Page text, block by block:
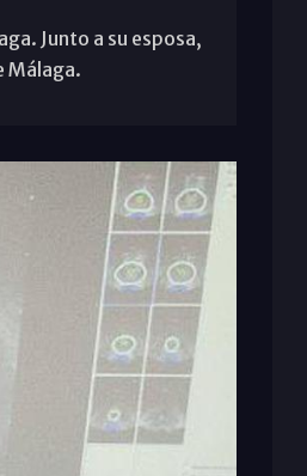
Junto a su esposa,
Málaga.